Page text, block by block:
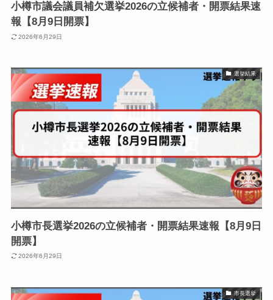
小樽市議会議員補欠選挙2026の立候補者・開票結果速
報【8月9日開票】
2026年6月29日
選挙結果
小樽市長選挙2026の立候補者・開票結果速報【8月9日
開票】
2026年6月29日
市長選挙